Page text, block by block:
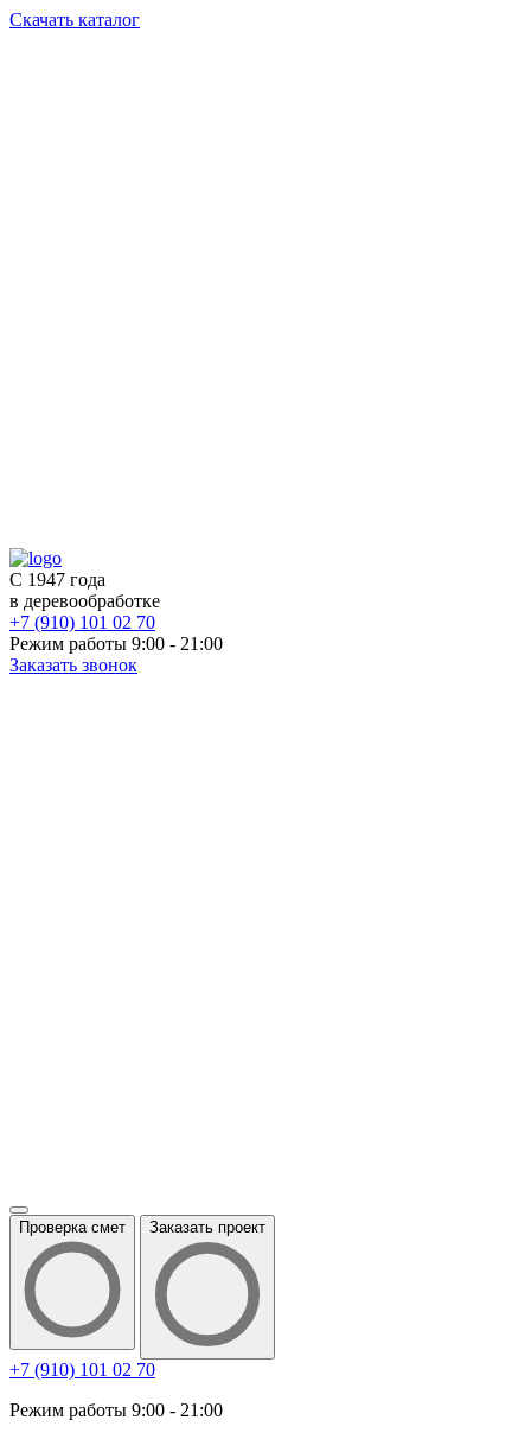
Скачать каталог
С 1947 года
в деревообработке
+7 (910) 101 02 70
Режим работы 9:00 - 21:00
Заказать звонок
Проверка смет Заказать проект
+7 (910) 101 02 70
Режим работы 9:00 - 21:00